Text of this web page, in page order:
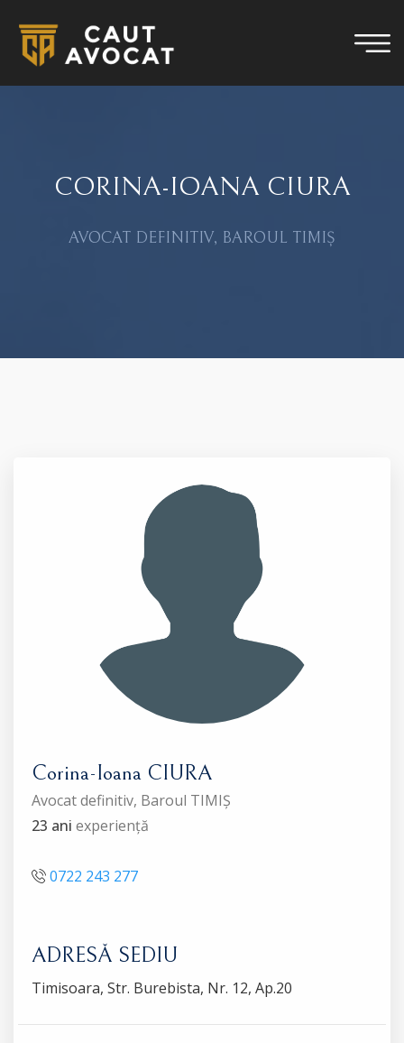
CORINA-IOANA CIURA
AVOCAT DEFINITIV, BAROUL TIMIȘ
Corina-Ioana CIURA
Avocat definitiv, Baroul TIMIȘ
23 ani experiență
0722 243 277
ADRESĂ SEDIU
Timisoara, Str. Burebista, Nr. 12, Ap.20